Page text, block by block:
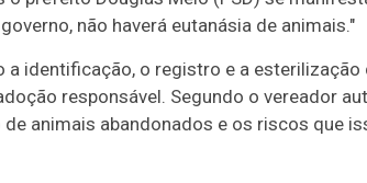
não haverá eutanásia de animais."
identificação, o registro e a esterilização
responsável. Segundo o vereador
animais abandonados e os riscos que